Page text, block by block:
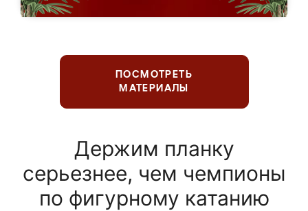
ПОСМОТРЕТЬ
МАТЕРИАЛЫ
Держим планку
серьезнее, чем чемпионы
по фигурному катанию